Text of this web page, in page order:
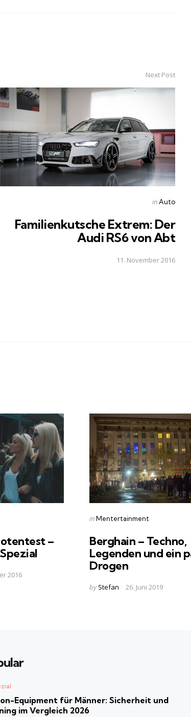
Next Post
Posted
inAuto
Familienkutsche Extrem: Der
Audi RS6 von Abt
11. November 2016
–
2016
Categories
Posted
inMentertainment
Berghain – Techno,
Legenden und ein
Drogen
Posted
by Stefan 26. Juni 2019
Equipment für Männer: Sicherheit und
im Vergleich 2026